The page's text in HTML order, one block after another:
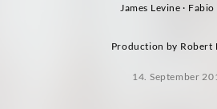
James Levine ·
Production by Robert
14. September